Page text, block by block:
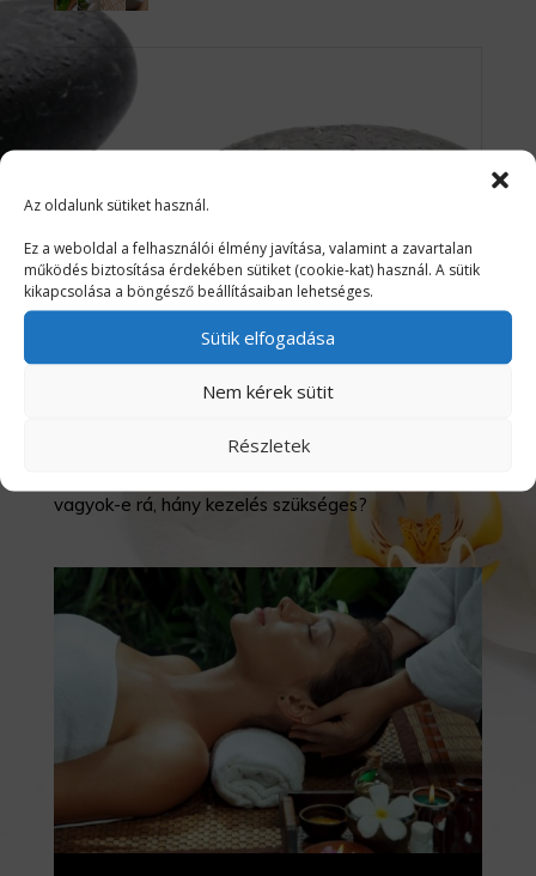
Az oldalunk sütiket használ.
Ez a weboldal a felhasználói élmény javítása, valamint a zavartalan
működés biztosítása érdekében sütiket (cookie-kat) használ. A sütik
kikapcsolása a böngésző beállításaiban lehetséges.
Sütik elfogadása
Nem kérek sütit
Részletek
Mindenkinek saját
igényére szabva!
SHANTI
kezelés és érezhetek-e fájdalmat közben? Mit kell
vagyok-e rá, hány kezelés szükséges?